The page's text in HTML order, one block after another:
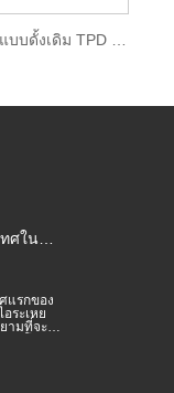
การออกแบบดั้งเดิม TPD Standard Glowing Disposable Vape
ส์ใน
น
ริโภคลด
ทความนี้
เทศ